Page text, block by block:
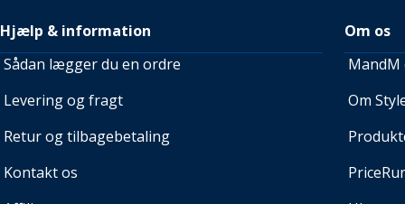
Hjælp & information
Sådan lægger du en ordre
Levering og fragt
Retur og tilbagebetaling
Kontakt os
Om os
MandM
Om